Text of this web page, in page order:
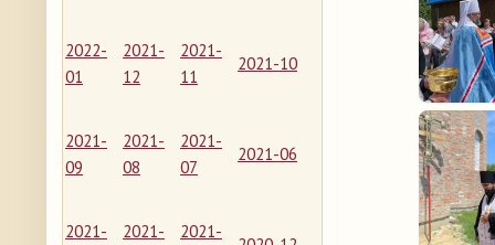
2022-
01
2021-
12
2021-
11
2021-10
2021-
09
2021-
08
2021-
07
2021-06
2021- 2021- 2021-